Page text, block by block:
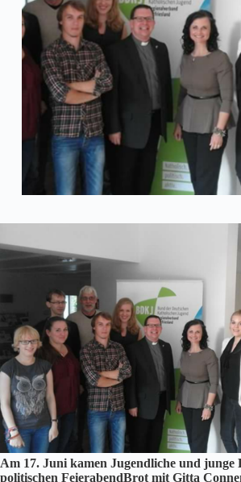
Am 17. Juni kamen Jugendliche und junge
politischen FeierabendBrot mit Gitta